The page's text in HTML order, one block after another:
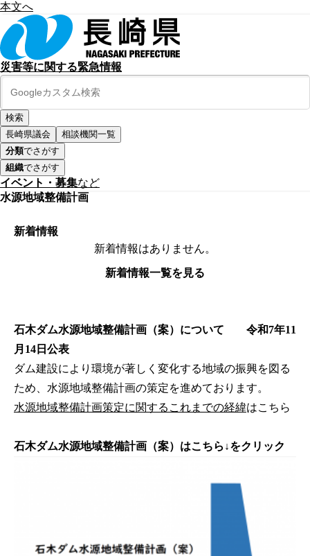
本文へ
災害等に関する緊急情報
長崎県議会
相談機関一覧
分類でさがす
組織でさがす
イベント・募集など
水源地域整備計画
新着情報
新着情報はありません。
新着情報一覧を見る
石木ダム水源地域整備計画（案）について 令和7年11
月14日公表
ダム建設により環境が著しく変化する地域の振興を図る
ため、水源地域整備計画の策定を進めております。
水源地域整備計画策定に関するこれまでの経緯はこちら
石木ダム水源地域整備計画（案）はこちら↓をクリック